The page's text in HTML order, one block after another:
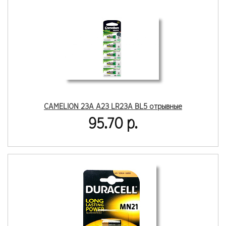
CAMELION 23A A23 LR23A BL5 отрывные
95.70 р.